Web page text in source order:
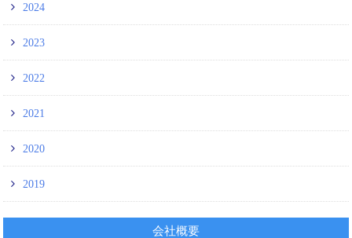
2024
2023
2022
2021
2020
2019
会社概要